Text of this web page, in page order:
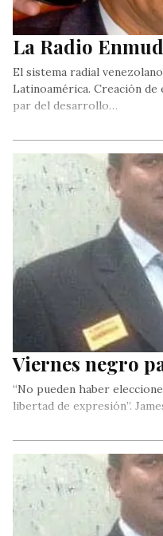
La Radio
El sistema radial
Latinoamérica. Creación de
par del desarrollo…
Viernes negro
“No pueden haber
libertad de expresión”.